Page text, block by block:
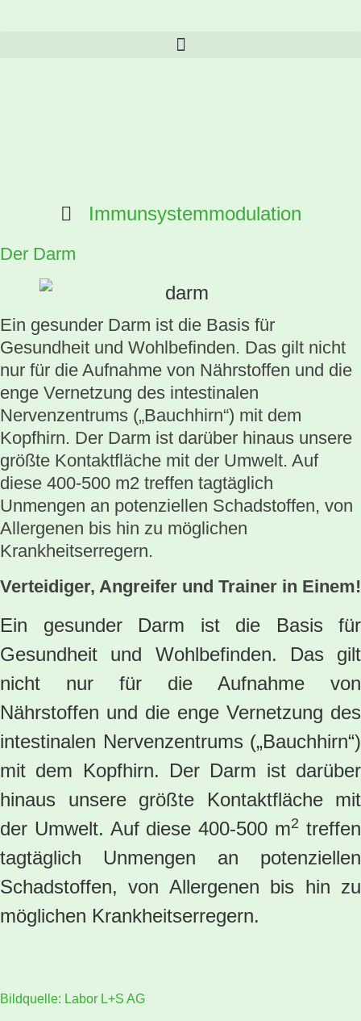
Immunsystemmodulation
Der Darm
Ein gesunder Darm ist die Basis für
Gesundheit und Wohlbefinden. Das gilt nicht
nur für die Aufnahme von Nährstoffen und die
enge Vernetzung des intestinalen
Nervenzentrums („Bauchhirn“) mit dem
Kopfhirn. Der Darm ist darüber hinaus unsere
größte Kontaktfläche mit der Umwelt. Auf
diese 400-500 m2 treffen tagtäglich
Unmengen an potenziellen Schadstoffen, von
Allergenen bis hin zu möglichen
Krankheitserregern.
Verteidiger, Angreifer und Trainer in Einem!
Ein gesunder Darm ist die Basis für
Gesundheit und Wohlbefinden. Das gilt
nicht nur für die Aufnahme von
Nährstoffen und die enge Vernetzung des
intestinalen Nervenzentrums („Bauchhirn“)
mit dem Kopfhirn. Der Darm ist darüber
hinaus unsere größte Kontaktfläche mit
der Umwelt. Auf diese 400-500 m2 treffen
tagtäglich Unmengen an potenziellen
Schadstoffen, von Allergenen bis hin zu
möglichen Krankheitserregern.
Bildquelle: Labor L+S AG